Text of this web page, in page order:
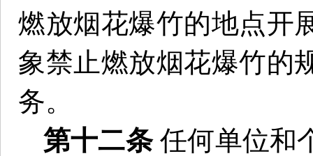
燃放烟花爆竹的地点开
象禁止燃放烟花爆竹的
务。
第十二条任何单位和